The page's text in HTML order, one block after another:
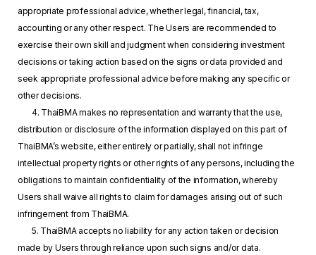
appropriate professional advice, whether legal, financial, tax,
accounting or any other respect. The Users are recommended to
exercise their own skill and judgment when considering investment
decisions or taking action based on the signs or data provided and
seek appropriate professional advice before making any specific or
other decisions.
4. ThaiBMA makes no representation and warranty that the use,
distribution or disclosure of the information displayed on this part of
ThaiBMA’s website, either entirely or partially, shall not infringe
intellectual property rights or other rights of any persons, including the
obligations to maintain confidentiality of the information, whereby
Users shall waive all rights to claim for damages arising out of such
infringement from ThaiBMA.
5. ThaiBMA accepts no liability for any action taken or decision
made by Users through reliance upon such signs and/or data.